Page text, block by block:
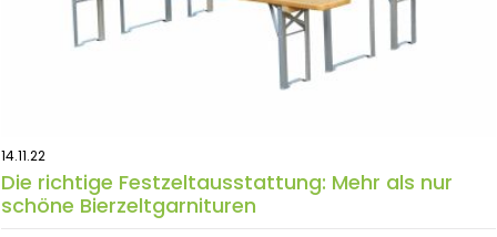
14.11.22
Die richtige Festzeltausstattung: Mehr als nur
schöne Bierzeltgarnituren